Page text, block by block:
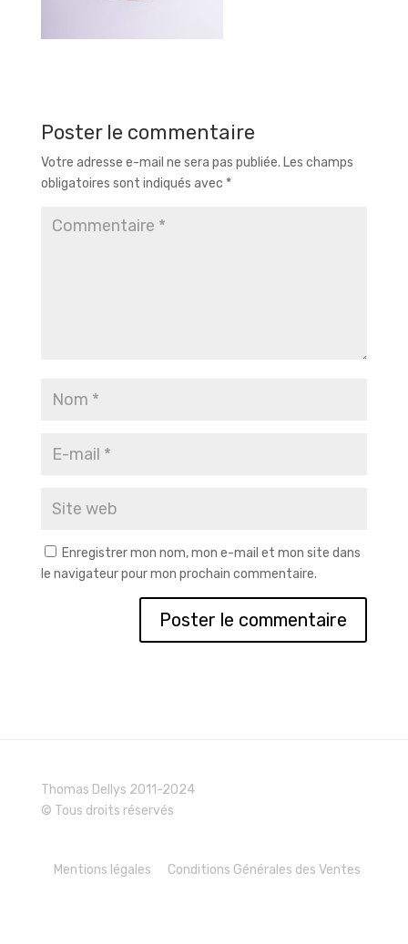
Poster le commentaire
Votre adresse e-mail ne sera pas publiée. Les champs
obligatoires sont indiqués avec *
Enregistrer mon nom, mon e-mail et mon site dans
le navigateur pour mon prochain commentaire.
Thomas Dellys 2011-2024
© Tous droits réservés
Mentions légales Conditions Générales des Ventes